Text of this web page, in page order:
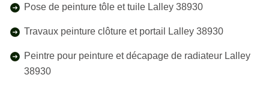
Pose de peinture tôle et tuile Lalley 38930
Travaux peinture clôture et portail Lalley 38930
Peintre pour peinture et décapage de radiateur Lalley
38930